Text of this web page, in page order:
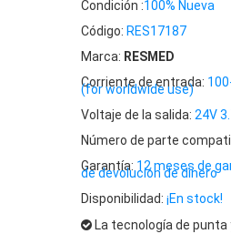
Condición :100% Nueva
Código: RES17187
Marca: RESMED
Corriente de entrada:
(for worldwide use)
Voltaje de la salida: 24V
Número de parte
Garantía: 12 meses de
de devolución de dinero
Disponibilidad: ¡En stock!
La tecnología de punta